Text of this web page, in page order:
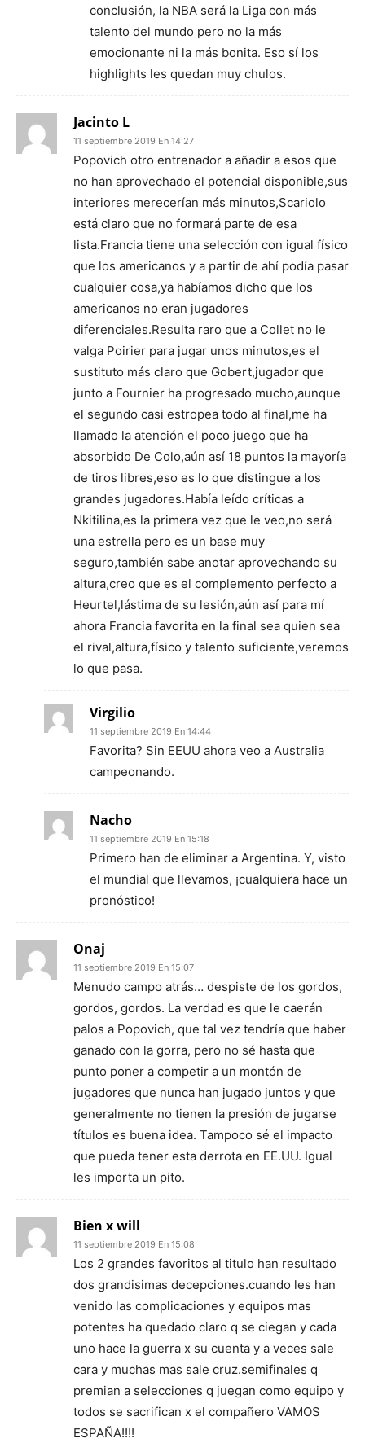
conclusión, la NBA será la Liga con más
talento del mundo pero no la más
emocionante ni la más bonita. Eso sí los
highlights les quedan muy chulos.
Jacinto L
11 septiembre 2019 En 14:27
Popovich otro entrenador a añadir a esos que
no han aprovechado el potencial disponible,sus
interiores merecerían más minutos,Scariolo
está claro que no formará parte de esa
lista.Francia tiene una selección con igual físico
que los americanos y a partir de ahí podía pasar
cualquier cosa,ya habíamos dicho que los
americanos no eran jugadores
diferenciales.Resulta raro que a Collet no le
valga Poirier para jugar unos minutos,es el
sustituto más claro que Gobert,jugador que
junto a Fournier ha progresado mucho,aunque
el segundo casi estropea todo al final,me ha
llamado la atención el poco juego que ha
absorbido De Colo,aún así 18 puntos la mayoría
de tiros libres,eso es lo que distingue a los
grandes jugadores.Había leído críticas a
Nkitilina,es la primera vez que le veo,no será
una estrella pero es un base muy
seguro,también sabe anotar aprovechando su
altura,creo que es el complemento perfecto a
Heurtel,lástima de su lesión,aún así para mí
ahora Francia favorita en la final sea quien sea
el rival,altura,físico y talento suficiente,veremos
lo que pasa.
Virgilio
11 septiembre 2019 En 14:44
Favorita? Sin EEUU ahora veo a Australia
campeonando.
Nacho
11 septiembre 2019 En 15:18
Primero han de eliminar a Argentina. Y, visto
el mundial que llevamos, ¡cualquiera hace un
pronóstico!
Onaj
11 septiembre 2019 En 15:07
Menudo campo atrás… despiste de los gordos,
gordos, gordos. La verdad es que le caerán
palos a Popovich, que tal vez tendría que haber
ganado con la gorra, pero no sé hasta que
punto poner a competir a un montón de
jugadores que nunca han jugado juntos y que
generalmente no tienen la presión de jugarse
títulos es buena idea. Tampoco sé el impacto
que pueda tener esta derrota en EE.UU. Igual
les importa un pito.
Bien x will
11 septiembre 2019 En 15:08
Los 2 grandes favoritos al titulo han resultado
dos grandisimas decepciones.cuando les han
venido las complicaciones y equipos mas
potentes ha quedado claro q se ciegan y cada
uno hace la guerra x su cuenta y a veces sale
cara y muchas mas sale cruz.semifinales q
premian a selecciones q juegan como equipo y
todos se sacrifican x el compañero VAMOS
ESPAÑA!!!!